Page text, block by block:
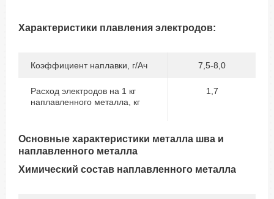
Характеристики плавления электродов:
Коэффициент наплавки, г/Ач 7,5-8,0
Расход электродов на 1 кг
наплавленного металла, кг
1,7
Основные характеристики металла шва и
наплавленного металла
Химический состав наплавленного металла